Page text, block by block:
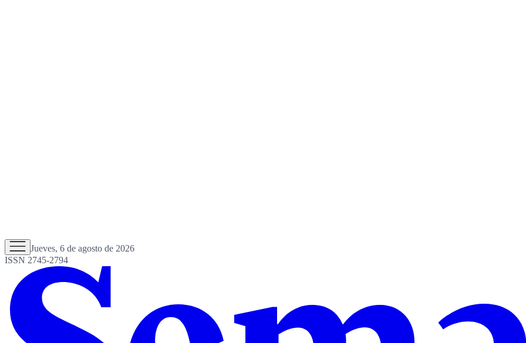
Jueves, 6 de agosto de 2026
ISSN 2745-2794